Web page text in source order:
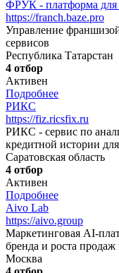
ФРУК - платформа
https://franch.baze.pro
Управление
сервисов
Республика Татарстан
4 отбор
Активен
Подробнее
РИКС
https://fiz.ricsfix.ru
РИКС - сервис по
кредитной истории
Саратовская область
4 отбор
Активен
Подробнее
Aivo Lab
https://aivo.group
Маркетинговая AI-
бренда и роста
Москва